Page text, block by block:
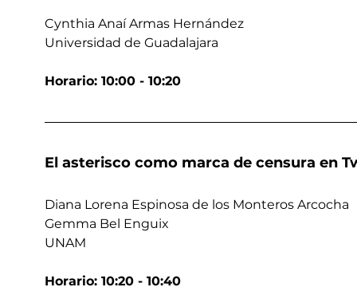
Cynthia Anaí Armas Hernández
Universidad de Guadalajara
Horario: 10:00 - 10:20
El asterisco como marca de censura en
Diana Lorena Espinosa de los Monteros Arcocha
Gemma Bel Enguix
UNAM
Horario: 10:20 - 10:40